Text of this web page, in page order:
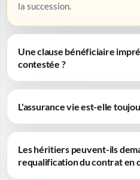
la succession.
Une clause bénéficiaire
contestée ?
L'assurance vie est-elle
Les héritiers peuvent-ils
requalification du contrat en